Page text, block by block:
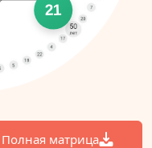
21
Полная матрица